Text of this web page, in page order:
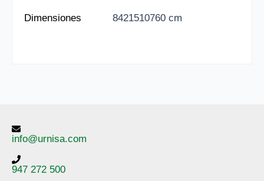
Dimensiones 8421510760 cm
info@urnisa.com
947 272 500